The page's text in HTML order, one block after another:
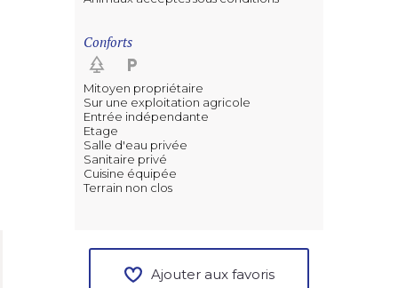
Conforts
Mitoyen propriétaire
Sur une exploitation agricole
Entrée indépendante
Etage
Salle d'eau privée
Sanitaire privé
Cuisine équipée
Terrain non clos
Ajouter aux favoris